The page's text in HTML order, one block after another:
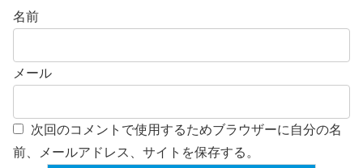
名前
メール
次回のコメントで使用するためブラウザーに自分の名
前、メールアドレス、サイトを保存する。